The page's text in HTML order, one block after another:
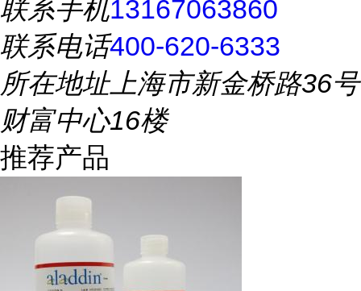
联系手机13167063860
联系电话400-620-6333
所在地址上海市新金桥路36号
财富中心16楼
推荐产品